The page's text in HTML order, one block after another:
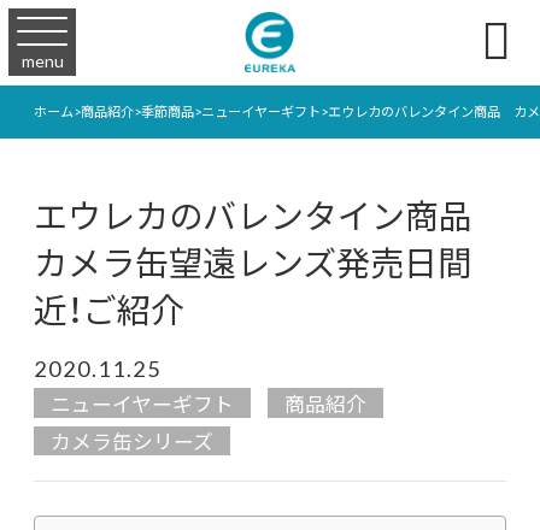
menu 
ホーム>商品紹介>季節商品>ニューイヤーギフト>エウレカのバレンタイン商品 カ
エウレカのバレンタイン商品
カメラ缶望遠レンズ発売日間
近！ご紹介
2020.11.25
ニューイヤーギフト
商品紹介
カメラ缶シリーズ